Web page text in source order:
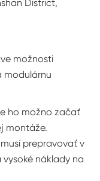
District,
možnosti
modulárnu
ho možno začať
montáže.
prepravovať v
náklady na